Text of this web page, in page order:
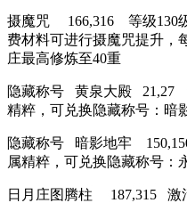
摄魔咒 166,316 等级130
费材料可进行摄魔咒提升，
庄最高修炼至40重
隐藏称号 黄泉大殿 21,27
精粹，可兑换隐藏称号：暗
隐藏称号 暗影地牢
属精粹，可兑换隐藏称号：
日月庄图腾柱 187,315 激